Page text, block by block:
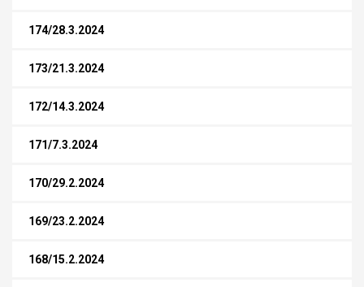
174/28.3.2024
173/21.3.2024
172/14.3.2024
171/7.3.2024
170/29.2.2024
169/23.2.2024
168/15.2.2024